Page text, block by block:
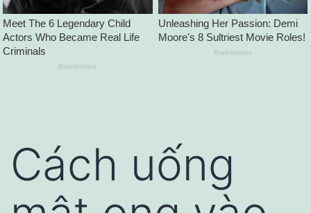
Cách uống